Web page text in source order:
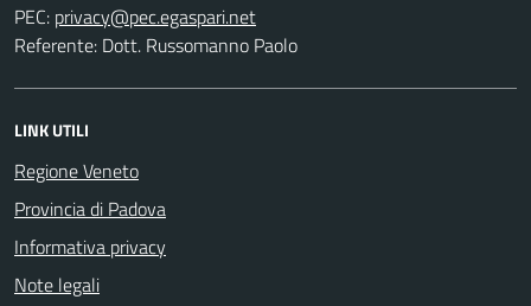
PEC:
Referente: Dott. Russomanno Paolo
LINK UTILI
Regione Veneto
Provincia di Padova
Informativa privacy
Note legali